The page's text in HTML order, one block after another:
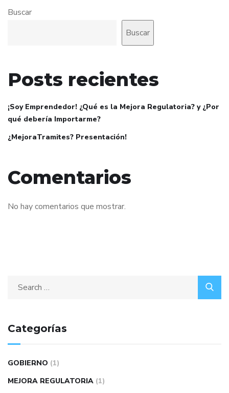
Buscar
Buscar
Posts recientes
¡Soy Emprendedor! ¿Qué es la Mejora Regulatoria? y ¿Por
qué debería Importarme?
¿MejoraTramites? Presentación!
Comentarios
No hay comentarios que mostrar.
Categorías
GOBIERNO (1)
MEJORA REGULATORIA (1)